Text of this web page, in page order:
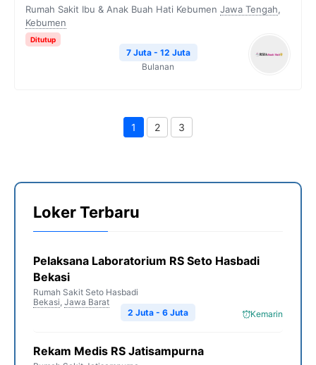
Rumah Sakit Ibu & Anak Buah Hati Kebumen Jawa Tengah,
Kebumen
Ditutup
7 Juta - 12 Juta
Bulanan
Page
1 Page
2 3
Loker Terbaru
Pelaksana Laboratorium RS Seto Hasbadi
Bekasi
Rumah Sakit Seto Hasbadi
Bekasi, Jawa Barat
Kemarin
2 Juta - 6 Juta
Rekam Medis RS Jatisampurna